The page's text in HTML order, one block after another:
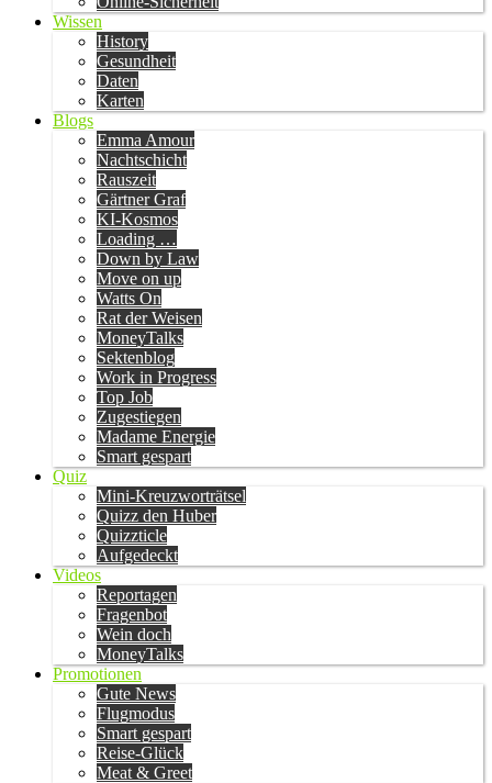
Wissen
History
Gesundheit
Daten
Karten
Blogs
Emma Amour
Nachtschicht
Rauszeit
Gärtner Graf
KI-Kosmos
Loading …
Down by Law
Move on up
Watts On
Rat der Weisen
MoneyTalks
Sektenblog
Work in Progress
Top Job
Zugestiegen
Madame Energie
Smart gespart
Quiz
Mini-Kreuzworträtsel
Quizz den Huber
Quizzticle
Aufgedeckt
Videos
Reportagen
Fragenbot
Wein doch
MoneyTalks
Promotionen
Gute News
Flugmodus
Smart gespart
Reise-Glück
Meat & Greet